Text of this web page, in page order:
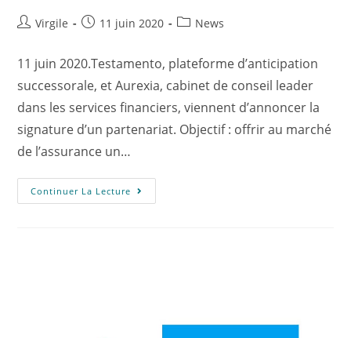
Virgile 11 juin 2020 News
11 juin 2020.Testamento, plateforme d’anticipation
successorale, et Aurexia, cabinet de conseil leader
dans les services financiers, viennent d’annoncer la
signature d’un partenariat. Objectif : offrir au marché
de l’assurance un…
Continuer La Lecture